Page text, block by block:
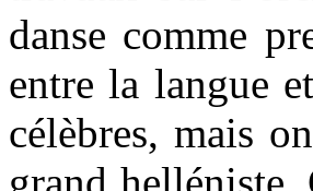
danse comme
entre la langue
célèbres, mais
grand helléniste.